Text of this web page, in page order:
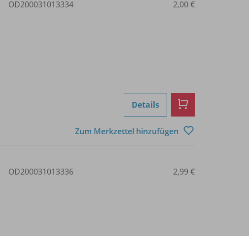
OD200031013334 2,00 €
Details
Zum Merkzettel hinzufügen
OD200031013336 2,99 €